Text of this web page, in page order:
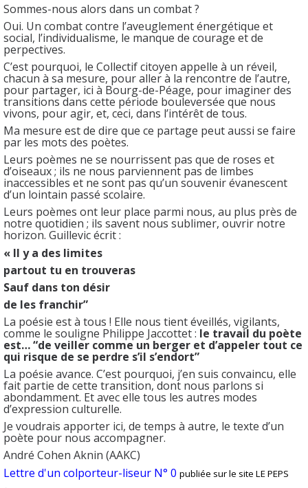
Sommes-nous alors dans un combat ?
Oui. Un combat contre l’aveuglement énergétique et
social, l’individualisme, le manque de courage et de
perpectives.
C’est pourquoi, le Collectif citoyen appelle à un réveil,
chacun à sa mesure, pour aller à la rencontre de l’autre,
pour partager, ici à Bourg-de-Péage, pour imaginer des
transitions dans cette période bouleversée que nous
vivons, pour agir, et, ceci, dans l’intérêt de tous.
Ma mesure est de dire que ce partage peut aussi se faire
par les mots des poètes.
Leurs poèmes ne se nourrissent pas que de roses et
d’oiseaux ; ils ne nous parviennent pas de limbes
inaccessibles et ne sont pas qu’un souvenir évanescent
d’un lointain passé scolaire.
Leurs poèmes ont leur place parmi nous, au plus près de
notre quotidien ; ils savent nous sublimer, ouvrir notre
horizon. Guillevic écrit :
« Il y a des limites
partout tu en trouveras
Sauf dans ton désir
de les franchir”
La poésie est à tous ! Elle nous tient éveillés, vigilants,
comme le souligne Philippe Jaccottet : le travail du poète
est… “de veiller comme un berger et d’appeler tout ce
qui risque de se perdre s’il s’endort”
La poésie avance. C’est pourquoi, j’en suis convaincu, elle
fait partie de cette transition, dont nous parlons si
abondamment. Et avec elle tous les autres modes
d’expression culturelle.
Je voudrais apporter ici, de temps à autre, le texte d’un
poète pour nous accompagner.
André Cohen Aknin (AAKC)
Lettre d'un colporteur-liseur N° 0 publiée sur le site LE PEPS